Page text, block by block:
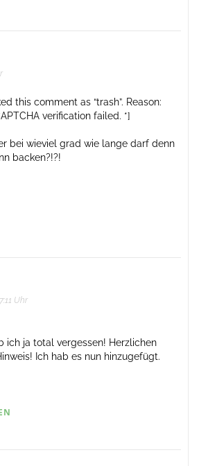
this comment as “trash”. Reason:
verification failed. *]
bei wieviel grad wie lange darf denn
backen?!?!
Uhr
ich ja total vergessen! Herzlichen
Ich hab es nun hinzugefügt.